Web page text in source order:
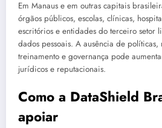
Em Manaus e em outras capitais
órgãos públicos, escolas, clínicas,
escritórios e entidades do terceiro setor
dados pessoais. A ausência de políticas,
treinamento e governança pode
jurídicos e reputacionais.
Como a DataShield
apoiar